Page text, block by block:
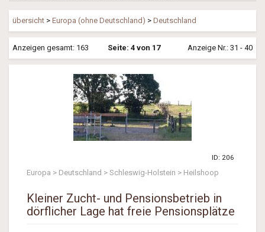
übersicht > Europa (ohne Deutschland) > Deutschland
Anzeigen gesamt: 163 Seite: 4 von 17 Anzeige Nr.: 31 - 40
ID: 206
Europa > Deutschland > Schleswig-Holstein > Heilshoop
Kleiner Zucht- und Pensionsbetrieb in
dörflicher Lage hat freie Pensionsplätze